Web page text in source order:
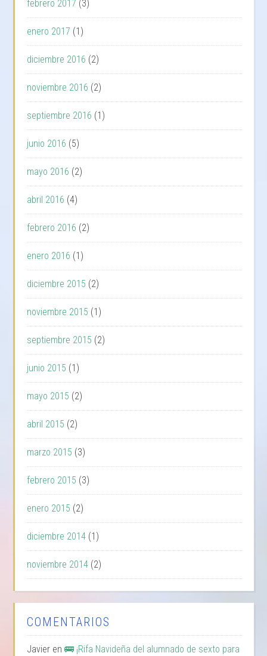
febrero 2017 (3)
enero 2017 (1)
diciembre 2016 (2)
noviembre 2016 (2)
septiembre 2016 (1)
junio 2016 (5)
mayo 2016 (2)
abril 2016 (4)
febrero 2016 (2)
enero 2016 (1)
diciembre 2015 (2)
noviembre 2015 (1)
septiembre 2015 (2)
junio 2015 (1)
mayo 2015 (2)
abril 2015 (2)
marzo 2015 (3)
febrero 2015 (3)
enero 2015 (2)
diciembre 2014 (1)
noviembre 2014 (2)
COMENTARIOS
Javier en🚌 ¡Rifa Navideña del alumnado de sexto para